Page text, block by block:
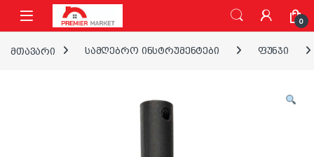
ნავიგაციაზე გადასვლა
შინაარსზე გადასვლა
0
მთავარი სამღებრო ინსტრუმენტები ფუნჯი